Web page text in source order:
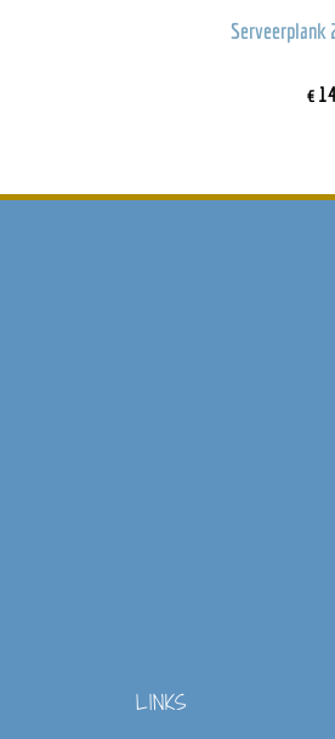
Serveerplank
€
LINKS